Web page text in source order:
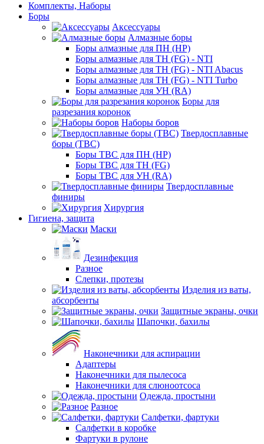
Комплекты, Наборы
Боры
Аксессуары
Алмазные боры
Боры алмазные для ПН (HP)
Боры алмазные для ТН (FG) - NTI
Боры алмазные для ТН (FG) - NTI Abacus
Боры алмазные для ТН (FG) - NTI Turbo
Боры алмазные для УН (RA)
Боры для
разрезания коронок
Наборы боров
Твердосплавные
боры (ТВС)
Боры ТВС для ПН (HP)
Боры ТВС для ТН (FG)
Боры ТВС для УН (RA)
Твердосплавные
финиры
Хирургия
Гигиена, защита
Маски
Дезинфекция
Разное
Слепки, протезы
Изделия из ваты,
абсорбенты
Защитные экраны, очки
Шапочки, бахилы
Наконечники для аспирации
Адаптеры
Наконечники для пылесоса
Наконечники для слюноотсоса
Одежда, простыни
Разное
Салфетки, фартуки
Салфетки в коробке
Фартуки в рулоне